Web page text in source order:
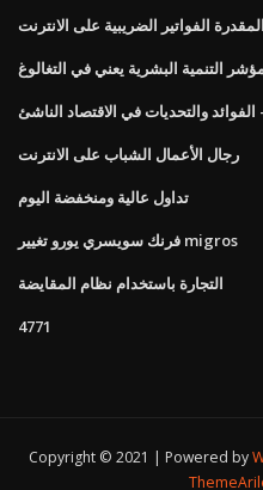
الفواتير الضريبية على الانترنت
التنمية البشرية يعني في التغالوغ
والتحديات في الاقتصاد الناشئ
رجال الأعمال الشباب على الانترنت
تداول عالية ومنخفضة اليوم
فرنك سويسري يورو تغيير migros
التجارة باستخدام نظام المقايضة
4771
Copyright © 2021 | Powered by